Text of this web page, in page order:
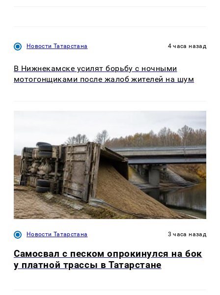
Новости Татарстана 4 часа назад
В Нижнекамске усилят борьбу с ночными
мотогонщиками после жалоб жителей на шум
Новости Татарстана 3 часа назад
Самосвал с песком опрокинулся на бок
у платной трассы в Татарстане